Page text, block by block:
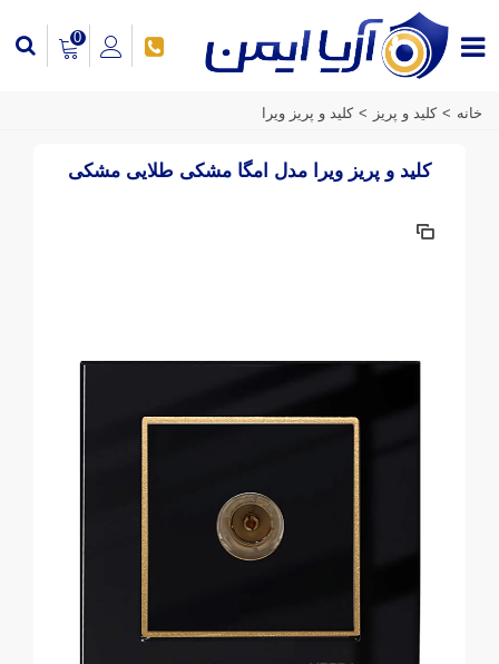
0
خانه > کلید و پریز > کلید و پریز ویرا
کلید و پریز ویرا مدل امگا مشکی طلایی مشکی